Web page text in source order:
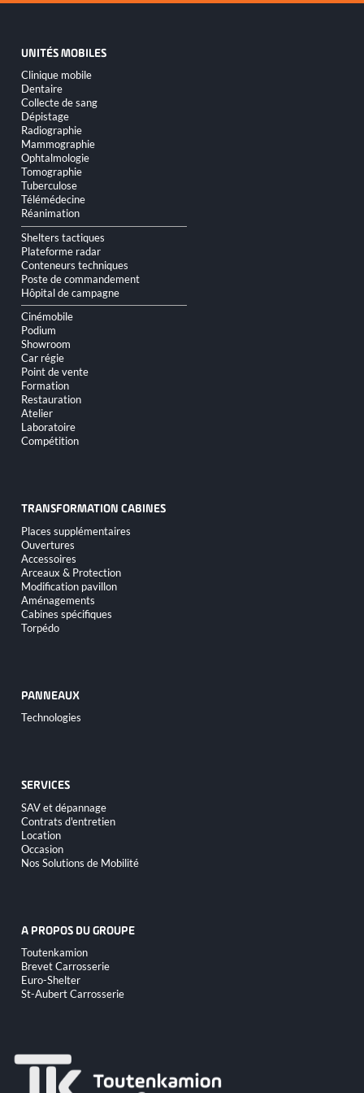
UNITÉS MOBILES
Aller
au
contenu
Clinique mobile
Dentaire
Collecte de sang
Dépistage
Radiographie
Mammographie
Ophtalmologie
Tomographie
Tuberculose
Télémédecine
Réanimation
Shelters tactiques
Plateforme radar
Conteneurs techniques
Poste de commandement
Hôpital de campagne
Cinémobile
Podium
Showroom
Car régie
Point de vente
Formation
Restauration
Atelier
Laboratoire
Compétition
TRANSFORMATION CABINES
Aller
au
contenu
Places supplémentaires
Ouvertures
Accessoires
Arceaux & Protection
Modification pavillon
Aménagements
Cabines spécifiques
Torpédo
PANNEAUX
Aller
au
Technologies
SERVICES
Aller
au
contenu
SAV et dépannage
Contrats d'entretien
Location
Occasion
Nos Solutions de Mobilité
A PROPOS DU GROUPE
Aller
au
contenu
Toutenkamion
Brevet Carrosserie
Euro-Shelter
St-Aubert Carrosserie